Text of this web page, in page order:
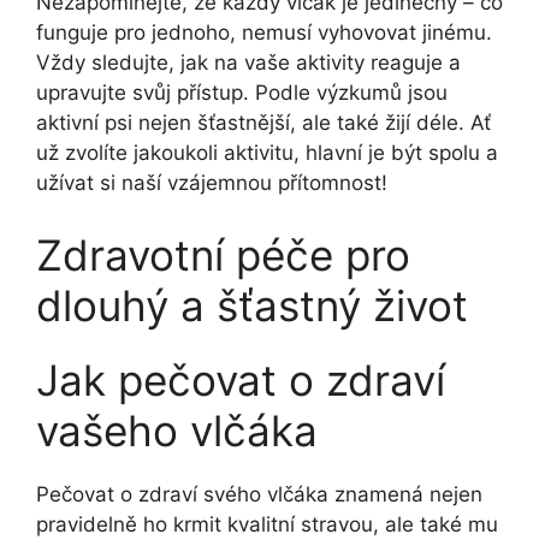
funguje pro jednoho, nemusí vyhovovat jinému.
Vždy sledujte, jak na vaše aktivity reaguje a
upravujte svůj přístup. Podle výzkumů jsou
aktivní psi nejen šťastnější, ale také žijí déle. Ať
už zvolíte jakoukoli aktivitu, hlavní je být spolu a
užívat si naší vzájemnou přítomnost!
Zdravotní péče pro
dlouhý a šťastný život
Jak pečovat o zdraví
vašeho vlčáka
Pečovat o zdraví svého vlčáka znamená nejen
pravidelně ho krmit kvalitní stravou, ale také mu